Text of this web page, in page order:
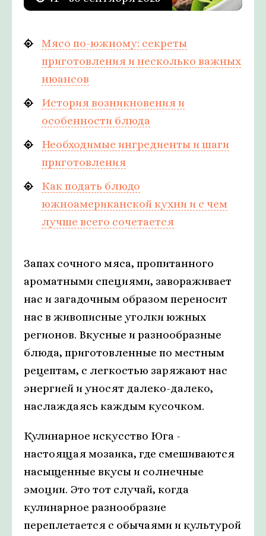
Мясо по-южному: секреты
приготовления и несколько важных
нюансов
История возникновения и
особенности блюда
Необходимые ингредиенты и шаги
приготовления
Как подать блюдо
южноамериканской кухни и с чем
лучше всего сочетается
Запах сочного мяса, пропитанного
ароматными специями, завораживает
нас и загадочным образом переносит
нас в живописные уголки южных
регионов. Вкусные и разнообразные
блюда, приготовленные по местным
рецептам, с легкостью заряжают нас
энергией и уносят далеко-далеко,
наслаждаясь каждым кусочком.
Кулинарное искусство Юга -
настоящая мозаика, где смешиваются
насыщенные вкусы и солнечные
эмоции. Это тот случай, когда
кулинарное разнообразие
переплетается с обычаями и культурой